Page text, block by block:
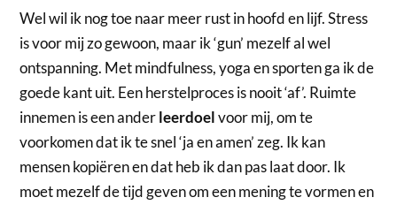
Wel wil ik nog toe naar meer rust in hoofd en lijf. Stress
is voor mij zo gewoon, maar ik ‘gun’ mezelf al wel
ontspanning. Met mindfulness, yoga en sporten ga ik de
goede kant uit. Een herstelproces is nooit ‘af’. Ruimte
innemen is een anderleerdoelvoor mij, om te
voorkomen dat ik te snel ‘ja en amen’ zeg. Ik kan
mensen kopiëren en dat heb ik dan pas laat door. Ik
moet mezelf de tijd geven om een mening te vormen en